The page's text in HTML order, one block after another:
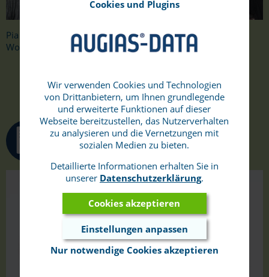
Pia
Wontorra
Janina
Boss
Vertrieb und Design
Cookies und Plugins
Wir verwenden Cookies und Technologien
von Drittanbietern, um Ihnen grundlegende
und erweiterte Funktionen auf dieser
Webseite bereitzustellen, das Nutzerverhalten
zu analysieren und die Vernetzungen mit
sozialen Medien zu bieten.
Detaillierte Informationen erhalten Sie in
unserer Datenschutzerklärung.
Cookies akzeptieren
Einstellungen anpassen
Nur notwendige Cookies akzeptieren